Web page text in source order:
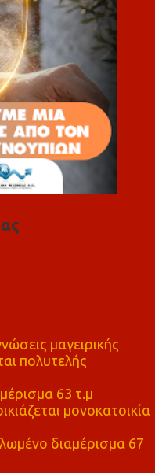
μαγειρικής
πολυτελής
63 τ.μ
μονοκατοικία
διαμέρισμα 67